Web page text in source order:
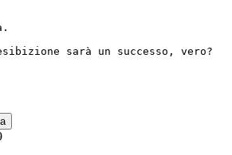
sarà un successo, vero?